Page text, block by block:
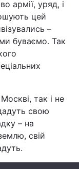
армії, уряд, і
цей
–
буваємо. Так
так і не
свою
– на
свій